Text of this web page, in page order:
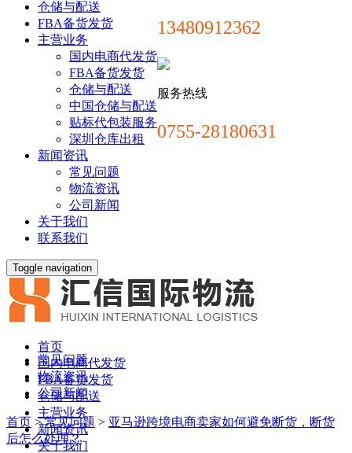
13480912362
服务热线
0755-28180631
仓储与配送
FBA备货发货
主营业务
国内电商代发货
FBA备货发货
仓储与配送
中国仓储与配送
贴标代包装服务
深圳仓库出租
新闻资讯
常见问题
物流资讯
公司新闻
关于我们
联系我们
Toggle navigation
首页
国内电商代发货
FBA备货发货
仓储与配送
主营业务
新闻资讯
关于我们
常见问题
物流资讯
公司新闻
首页 >常见问题 > 亚马逊跨境电商卖家如何避免断货，断货
后怎么处理？